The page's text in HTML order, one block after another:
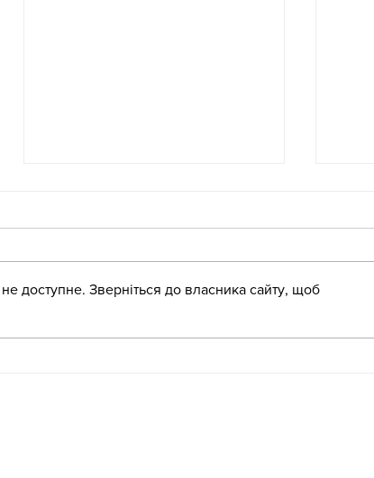
«Крок за кроком: англійська
доступне. Зверніться до власника сайту, щоб